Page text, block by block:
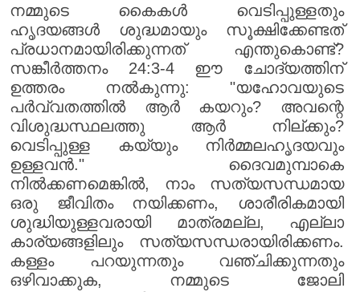
നമ്മുടെ കൈകൾ വെടിപ്പുള്ളതും
ഹൃദയങ്ങൾ ശുദ്ധമായും സൂക്ഷിക്കേണ്ടത്
പ്രധാനമായിരിക്കുന്നത് എന്തുകൊണ്ട്?
സങ്കീർത്തനം 24:3-4 ഈ ചോദ്യത്തിന്
ഉത്തരം നൽകുന്നു: "യഹോവയുടെ
പർവ്വതത്തിൽ ആർ കയറും? അവന്റെ
വിശുദ്ധസ്ഥലത്തു ആർ നില്ക്കും?
വെടിപ്പുള്ള കയ്യും നിർമ്മലഹൃദയവും
ഉള്ളവൻ." ദൈവമുമ്പാകെ
നിൽക്കണമെങ്കിൽ, നാം സത്യസന്ധമായ
ഒരു ജീവിതം നയിക്കണം, ശാരീരികമായി
ശുദ്ധിയുള്ളവരായി മാത്രമല്ല, എല്ലാ
കാര്യങ്ങളിലും സത്യസന്ധരായിരിക്കണം.
കള്ളം പറയുന്നതും വഞ്ചിക്കുന്നതും
ഒഴിവാക്കുക, നമ്മുടെ ജോലി